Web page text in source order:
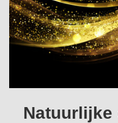
Natuurlijke